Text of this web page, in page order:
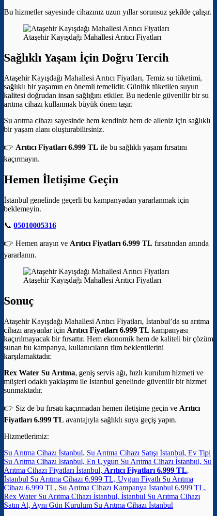
Bu hizmetler sayesinde cihazınız uzun yıllar sorunsuz şekilde çalışır.
Ataşehir Kayışdağı Mahallesi Arıtıcı Fiyatları
Sağlıklı Yaşam İçin Doğru Tercih
Ataşehir Kayışdağı Mahallesi Arıtıcı Fiyatları, Temiz su tüketimi,
sağlıklı bir yaşamın en önemli temelidir. Günlük tüketilen suyun
kalitesi doğrudan insan sağlığını etkiler. Bu nedenle güvenilir bir su
arıtma cihazı kullanmak büyük önem taşır.
Su arıtma cihazı sayesinde hem kendiniz hem de aileniz için sağlıklı
bir yaşam alanı oluşturabilirsiniz.
👉 Arıtıcı Fiyatları 6.999 TL ile bu sağlıklı yaşam fırsatını
kaçırmayın.
Hemen İletişime Geçin
İstanbul genelinde geçerli bu kampanyadan yararlanmak için
beklemeyin.
📞 05010005316
👉 Hemen arayın ve Arıtıcı Fiyatları 6.999 TL fırsatından anında
yararlanın.
Ataşehir Kayışdağı Mahallesi Arıtıcı Fiyatları
Sonuç
Ataşehir Kayışdağı Mahallesi Arıtıcı Fiyatları, İstanbul’da su arıtma
cihazı arayanlar için Arıtıcı Fiyatları 6.999 TL kampanyası
kaçırılmayacak bir fırsattır. Hem ekonomik hem de kaliteli bir çözüm
sunan bu kampanya, kullanıcıların tüm beklentilerini
karşılamaktadır.
Rex Water Su Arıtma, geniş servis ağı, hızlı kurulum hizmeti ve
müşteri odaklı yaklaşımı ile İstanbul genelinde güvenilir bir hizmet
sunmaktadır.
👉 Siz de bu fırsatı kaçırmadan hemen iletişime geçin ve Arıtıcı
Fiyatları 6.999 TL avantajıyla sağlıklı suya geçiş yapın.
Hizmetlerimiz:
Su Arıtma Cihazı İstanbul, Su Arıtma Cihazı Satışı İstanbul, Ev Tipi
Su Arıtma Cihazı İstanbul, En Uygun Su Arıtma Cihazı İstanbul, Su
Arıtma Cihazı Fiyatları İstanbul, Arıtıcı Fiyatları 6.999 TL,
İstanbul Su Arıtma Cihazı 6.999 TL, Uygun Fiyatlı Su Arıtma
Cihazı 6.999 TL, Su Arıtma Cihazı Kampanya İstanbul 6.999 TL,
Rex Water Su Arıtma Cihazı İstanbul, İstanbul Su Arıtma Cihazı
Satın Al, Aynı Gün Kurulum Su Arıtma Cihazı İstanbul